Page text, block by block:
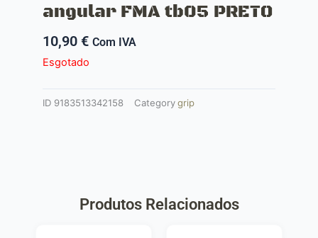
angular FMA tb05 PRETO
10,90 € Com IVA
Esgotado
ID 9183513342158 Categorygrip
Produtos Relacionados